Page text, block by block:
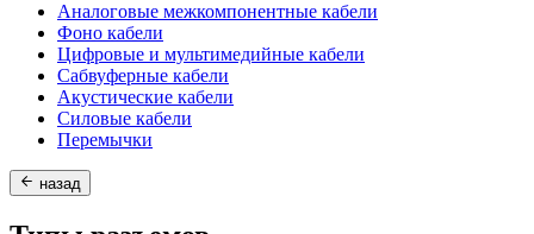
Аналоговые межкомпонентные кабели
Фоно кабели
Цифровые и мультимедийные кабели
Сабвуферные кабели
Акустические кабели
Силовые кабели
Перемычки
назад